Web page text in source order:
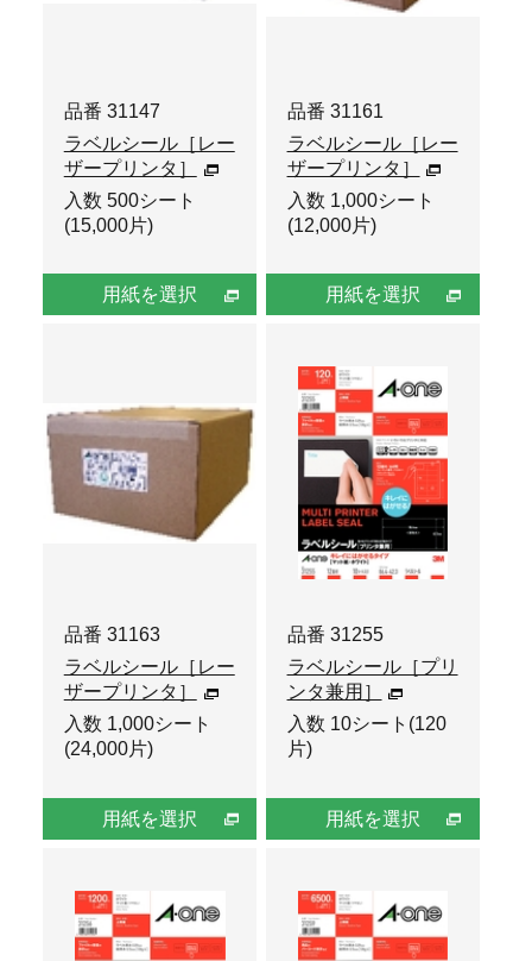
品番 31147
ラベルシール［レー
ザープリンタ］
入数 500シート
(15,000片)
用紙を選択
品番 31161
ラベルシール［レー
ザープリンタ］
入数 1,000シート
(12,000片)
用紙を選択
品番 31163
ラベルシール［レー
ザープリンタ］
入数 1,000シート
(24,000片)
用紙を選択
品番 31255
ラベルシール［プリ
ンタ兼用］
入数 10シート(120
片)
用紙を選択